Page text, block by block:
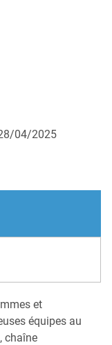
04/2025
et
équipes au
chaîne